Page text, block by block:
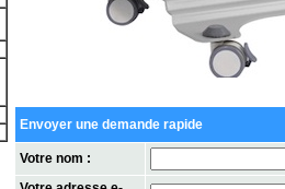
Envoyer une demande rapide
Votre nom :